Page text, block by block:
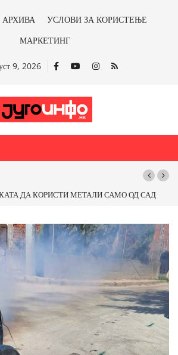
АРХИВА
УСЛОВИ ЗА КОРИСТЕЊЕ
МАРКЕТИНГ
9, 2026
ДА КОРИСТИ МЕТАЛИ САМО ОД САД